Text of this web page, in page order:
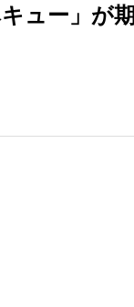
ュー」が期